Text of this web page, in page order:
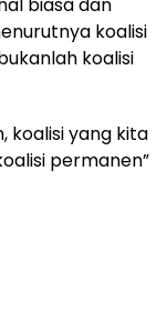
koalisi
koalisi
koalisi yang kita
permanen”